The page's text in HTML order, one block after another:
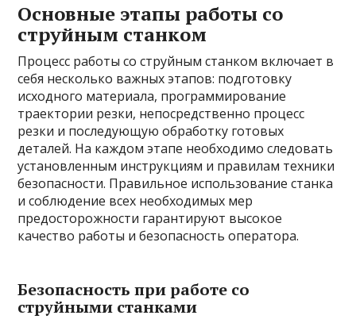
Основные этапы работы со
струйным станком
Процесс работы со струйным станком включает в
себя несколько важных этапов: подготовку
исходного материала, программирование
траектории резки, непосредственно процесс
резки и последующую обработку готовых
деталей. На каждом этапе необходимо следовать
установленным инструкциям и правилам техники
безопасности. Правильное использование станка
и соблюдение всех необходимых мер
предосторожности гарантируют высокое
качество работы и безопасность оператора.
Безопасность при работе со
струйными станками